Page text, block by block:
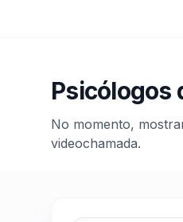
Psicólogos
No momento,
videochamada.